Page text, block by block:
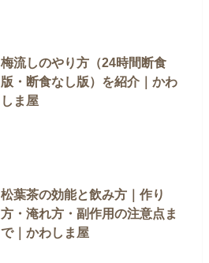
梅流しのやり方（24時間断食
版・断食なし版）を紹介｜かわ
しま屋
松葉茶の効能と飲み方｜作り
方・淹れ方・副作用の注意点ま
で｜かわしま屋